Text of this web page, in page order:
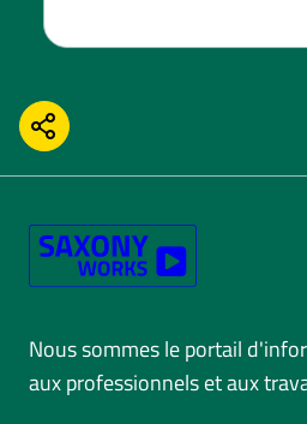
PARTAGER
Nous sommes le portail
aux professionnels et aux